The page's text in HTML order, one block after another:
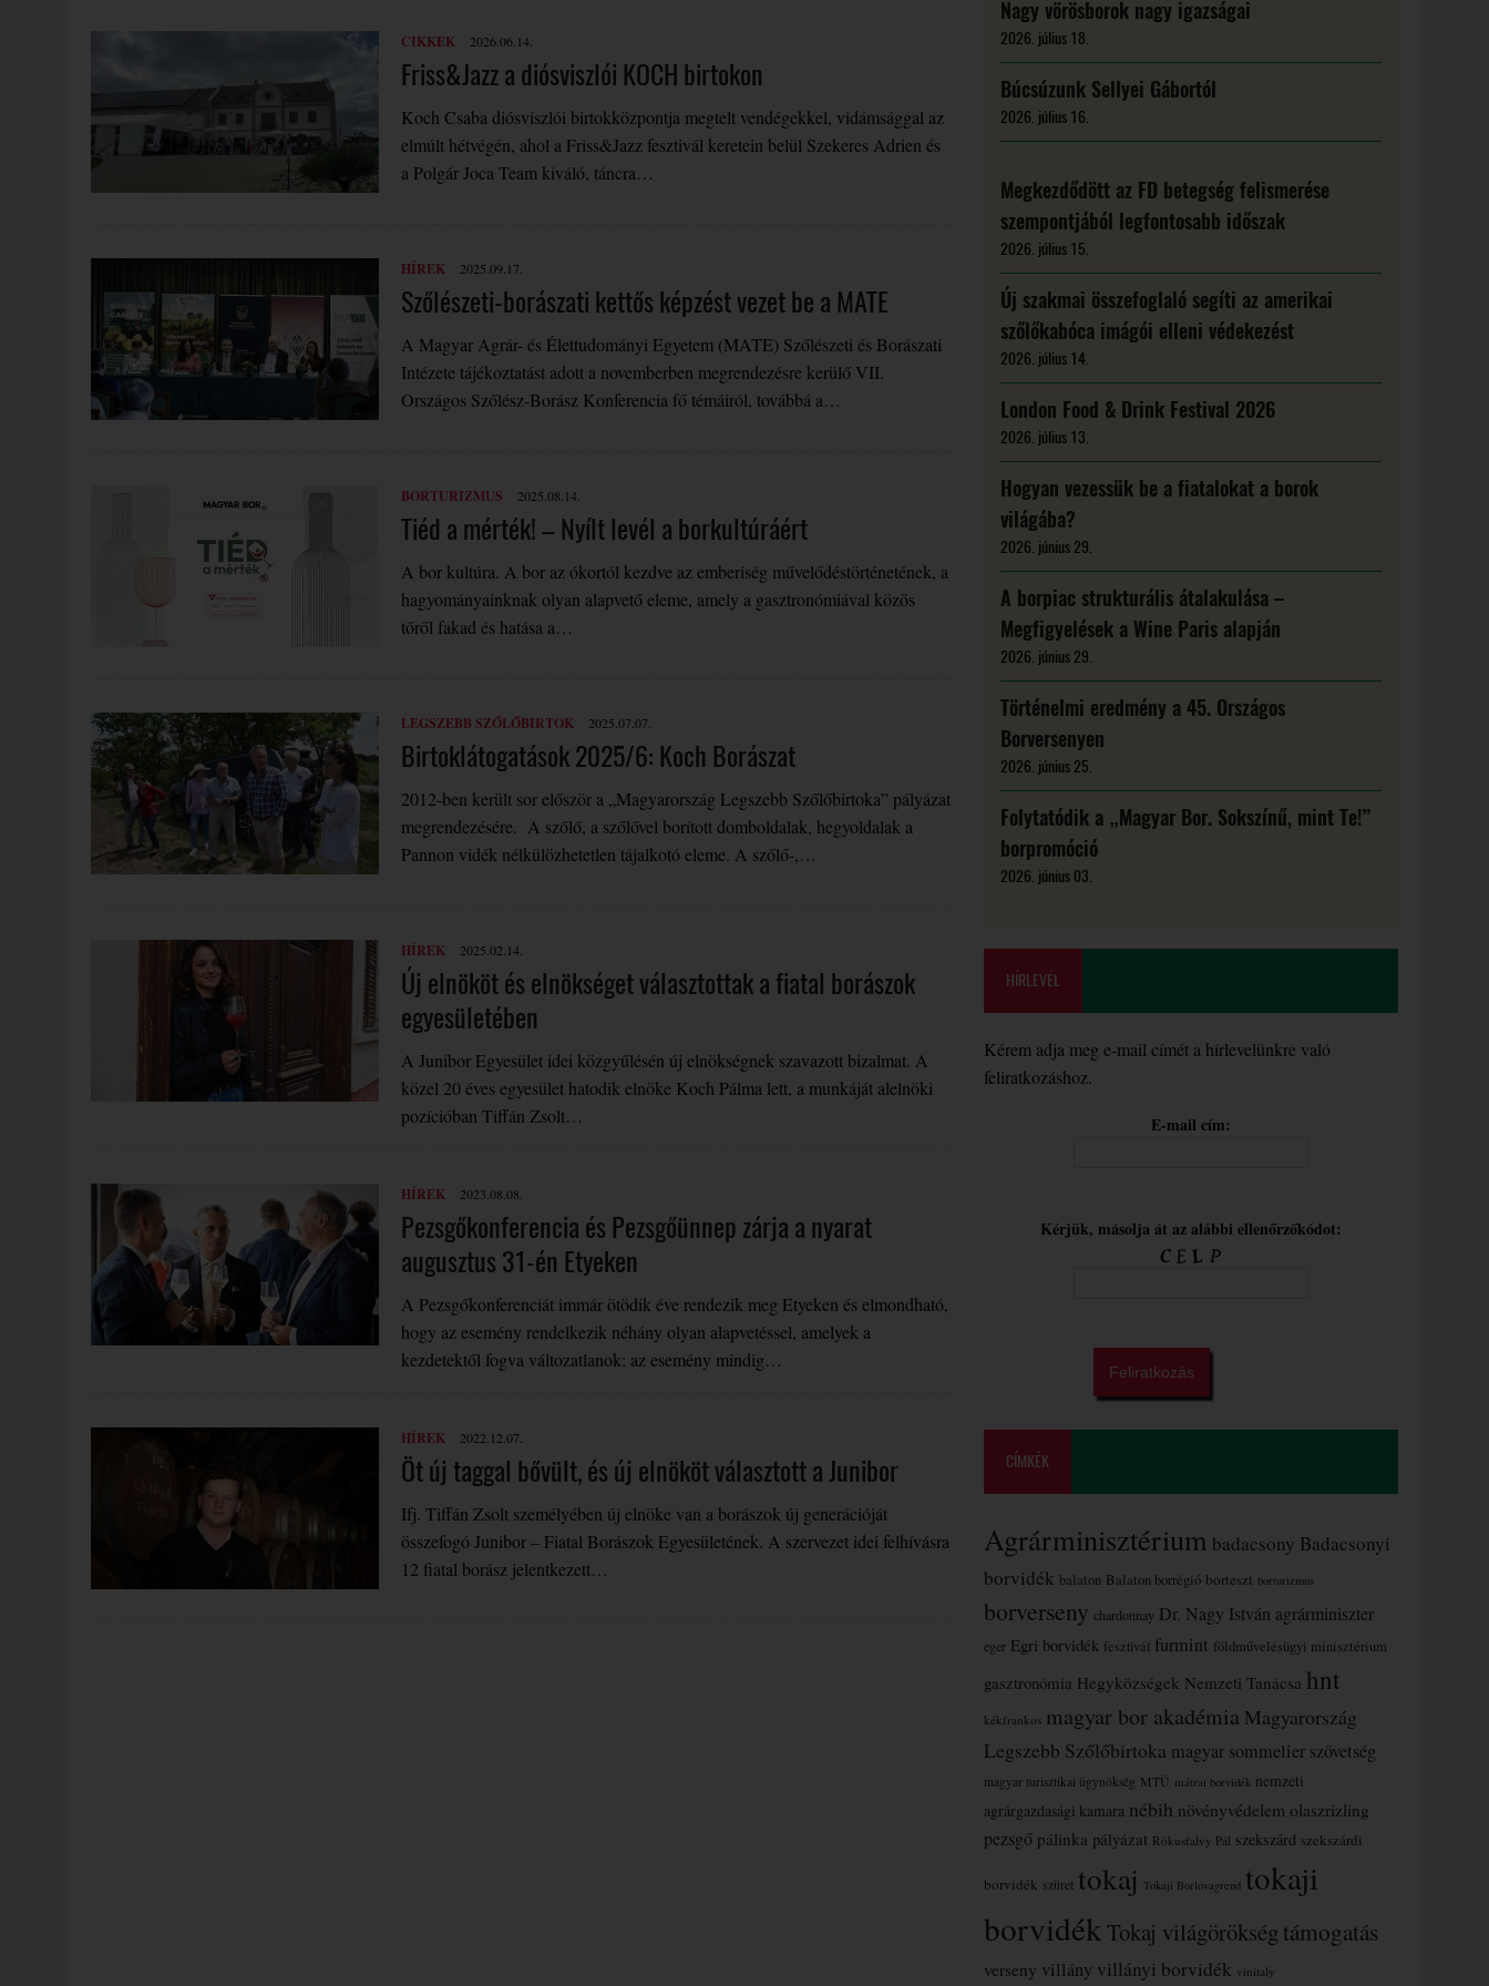
CIKKEK 2026.06.14.
Friss&Jazz a diósviszlói KOCH birtokon
Koch Csaba diósviszlói birtokközpontja megtelt vendégekkel, vidámsággal az
elmúlt hétvégén, ahol a Friss&Jazz fesztivál keretein belül Szekeres Adrien és
a Polgár Joca Team kiváló, táncra…
HÍREK 2025.09.17.
Szőlészeti-borászati kettős képzést vezet be a MATE
A Magyar Agrár- és Élettudományi Egyetem (MATE) Szőlészeti és Borászati
Intézete tájékoztatást adott a novemberben megrendezésre kerülő VII.
Országos Szőlész-Borász Konferencia fő témáiról, továbbá a…
BORTURIZMUS 2025.08.14.
Tiéd a mérték! – Nyílt levél a borkultúráért
A bor kultúra. A bor az ókortól kezdve az emberiség művelődéstörténetének, a
hagyományainknak olyan alapvető eleme, amely a gasztronómiával közös
tőről fakad és hatása a…
LEGSZEBB SZŐLŐBIRTOK 2025.07.07.
Birtoklátogatások 2025/6: Koch Borászat
2012-ben került sor először a „Magyarország Legszebb Szőlőbirtoka” pályázat
megrendezésére. A szőlő, a szőlővel borított domboldalak, hegyoldalak a
Pannon vidék nélkülözhetetlen tájalkotó eleme. A szőlő-,…
HÍREK 2025.02.14.
Új elnököt és elnökséget választottak a fiatal borászok
egyesületében
A Junibor Egyesület idei közgyűlésén új elnökségnek szavazott bizalmat. A
közel 20 éves egyesület hatodik elnöke Koch Pálma lett, a munkáját alelnöki
pozícióban Tiffán Zsolt…
HÍREK 2023.08.08.
Pezsgőkonferencia és Pezsgőünnep zárja a nyarat
augusztus 31-én Etyeken
A Pezsgőkonferenciát immár ötödik éve rendezik meg Etyeken és elmondható,
hogy az esemény rendelkezik néhány olyan alapvetéssel, amelyek a
kezdetektől fogva változatlanok: az esemény mindig…
HÍREK 2022.12.07.
Öt új taggal bővült, és új elnököt választott a Junibor
Ifj. Tiffán Zsolt személyében új elnöke van a borászok új generációját
összefogó Junibor – Fiatal Borászok Egyesületének. A szervezet idei felhívásra
12 fiatal borász jelentkezett…
Nagy vörösborok nagy igazságai
2026. július 18.
Búcsúzunk Sellyei Gábortól
2026. július 16.
Megkezdődött az FD betegség felismerése
szempontjából legfontosabb időszak
2026. július 15.
Új szakmai összefoglaló segíti az amerikai
szőlőkabóca imágói elleni védekezést
2026. július 14.
London Food & Drink Festival 2026
2026. július 13.
Hogyan vezessük be a fiatalokat a borok
világába?
2026. június 29.
A borpiac strukturális átalakulása –
Megfigyelések a Wine Paris alapján
2026. június 29.
Történelmi eredmény a 45. Országos
Borversenyen
2026. június 25.
Folytatódik a „Magyar Bor. Sokszínű, mint Te!”
borpromóció
2026. június 03.
HÍRLEVÉL
Kérem adja meg e-mail címét a hírlevelünkre való
feliratkozáshoz.
E-mail cím:
Kérjük, másolja át az alábbi ellenőrzőkódot:
CÍMKÉK
Agrárminisztérium badacsony Badacsonyi
borvidék balaton Balaton borrégió borteszt borturizmus
borverseny chardonnay Dr. Nagy István agrárminiszter
eger Egri borvidék fesztivál furmint földművelésügyi minisztérium
gasztronómia Hegyközségek Nemzeti Tanácsa hnt
kékfrankos magyar bor akadémia Magyarország
Legszebb Szőlőbirtoka magyar sommelier szövetség
magyar turisztikai ügynökség MTÜ mátrai borvidék nemzeti
agrárgazdasági kamara nébih növényvédelem olaszrizling
pezsgő pálinka pályázat Rókusfalvy Pál szekszárd szekszárdi
borvidék szüret tokaj Tokaji Borlovagrend tokaji
borvidékTokaj világörökségtámogatás
verseny villány villányi borvidék vinitaly